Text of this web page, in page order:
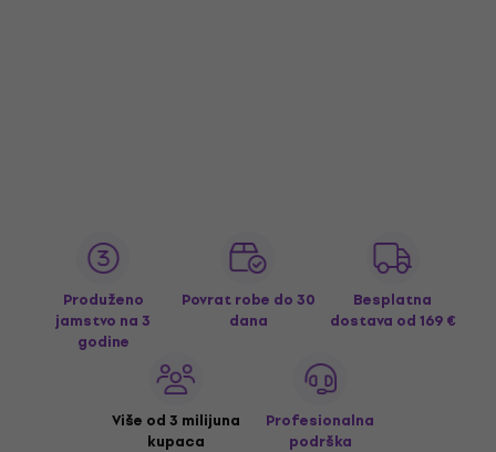
Produženo
jamstvo na 3
godine
Povrat robe do 30
dana
Besplatna
dostava od 169 €
Više od 3 milijuna
kupaca
Profesionalna
podrška